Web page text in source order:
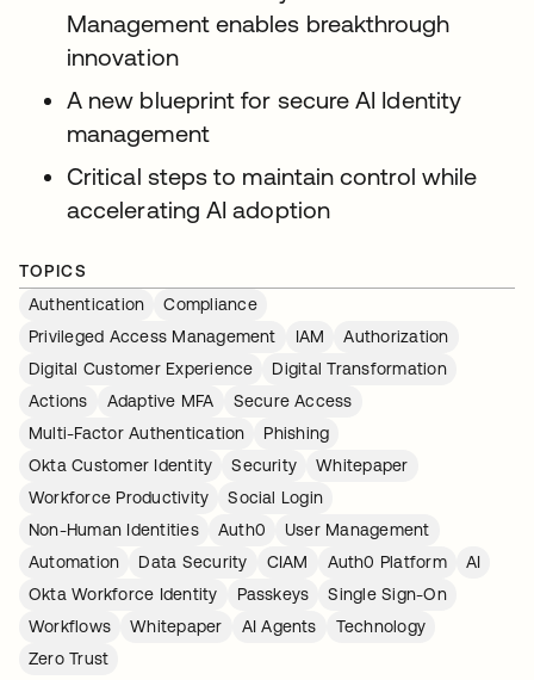
Management enables breakthrough
innovation
A new blueprint for secure AI Identity
management
Critical steps to maintain control while
accelerating AI adoption
TOPICS
Authentication
Compliance
Privileged Access Management
IAM
Authorization
Digital Customer Experience
Digital Transformation
Actions
Adaptive MFA
Secure Access
Multi-Factor Authentication
Phishing
Okta Customer Identity
Security
Whitepaper
Workforce Productivity
Social Login
Non-Human Identities
Auth0
User Management
Automation
Data Security CIAM Auth0 Platform
AI
Okta Workforce Identity
Passkeys
Single Sign-On
Workflows
Whitepaper AI Agents
Technology
Zero Trust